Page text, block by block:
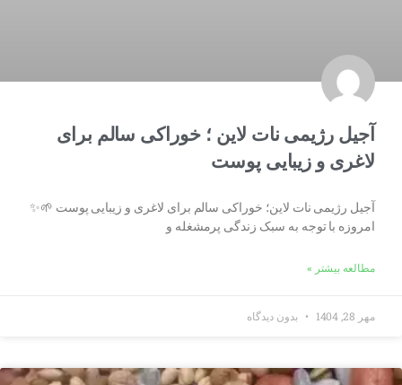
آجیل رژیمی نات لاین ؛ خوراکی سالم برای
لاغری و زیبایی پوست
آجیل رژیمی نات لاین؛ خوراکی سالم برای لاغری و زیبایی پوست 🌱✨
امروزه با توجه به سبک زندگی پرمشغله و
مطالعه بیشتر »
مهر 28, 1404 بدون دیدگاه